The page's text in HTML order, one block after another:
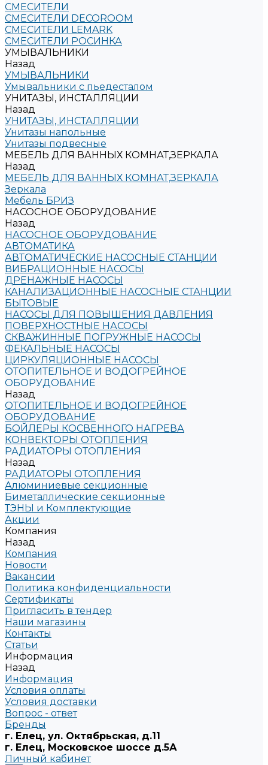
СМЕСИТЕЛИ
СМЕСИТЕЛИ DECOROOM
СМЕСИТЕЛИ LEMARK
СМЕСИТЕЛИ РОСИНКА
УМЫВАЛЬНИКИ
Назад
УМЫВАЛЬНИКИ
Умывальники с пьедесталом
УНИТАЗЫ, ИНСТАЛЛЯЦИИ
Назад
УНИТАЗЫ, ИНСТАЛЛЯЦИИ
Унитазы напольные
Унитазы подвесные
МЕБЕЛЬ ДЛЯ ВАННЫХ КОМНАТ,ЗЕРКАЛА
Назад
МЕБЕЛЬ ДЛЯ ВАННЫХ КОМНАТ,ЗЕРКАЛА
Зеркала
Мебель БРИЗ
НАСОСНОЕ ОБОРУДОВАНИЕ
Назад
НАСОСНОЕ ОБОРУДОВАНИЕ
АВТОМАТИКА
АВТОМАТИЧЕСКИЕ НАСОСНЫЕ СТАНЦИИ
ВИБРАЦИОННЫЕ НАСОСЫ
ДРЕНАЖНЫЕ НАСОСЫ
КАНАЛИЗАЦИОННЫЕ НАСОСНЫЕ СТАНЦИИ
БЫТОВЫЕ
НАСОСЫ ДЛЯ ПОВЫШЕНИЯ ДАВЛЕНИЯ
ПОВЕРХНОСТНЫЕ НАСОСЫ
СКВАЖИННЫЕ ПОГРУЖНЫЕ НАСОСЫ
ФЕКАЛЬНЫЕ НАСОСЫ
ЦИРКУЛЯЦИОННЫЕ НАСОСЫ
ОТОПИТЕЛЬНОЕ И ВОДОГРЕЙНОЕ
ОБОРУДОВАНИЕ
Назад
ОТОПИТЕЛЬНОЕ И ВОДОГРЕЙНОЕ
ОБОРУДОВАНИЕ
БОЙЛЕРЫ КОСВЕННОГО НАГРЕВА
КОНВЕКТОРЫ ОТОПЛЕНИЯ
РАДИАТОРЫ ОТОПЛЕНИЯ
Назад
РАДИАТОРЫ ОТОПЛЕНИЯ
Алюминиевые секционные
Биметаллические секционные
ТЭНЫ и Комплектующие
Акции
Компания
Назад
Компания
Новости
Вакансии
Политика конфиденциальности
Сертификаты
Пригласить в тендер
Наши магазины
Контакты
Статьи
Информация
Назад
Информация
Условия оплаты
Условия доставки
Вопрос - ответ
Бренды
г. Елец, ул. Октябрьская, д.11
г. Елец, Московское шоссе д.5А
Личный кабинет